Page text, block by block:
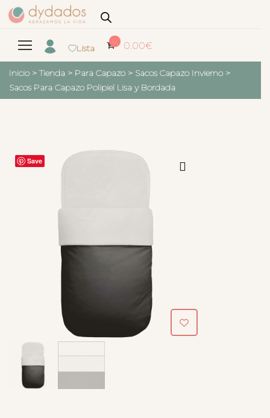
Lista
0 0.00€
Inicio > Tienda > Para Capazo > Sacos Capazo Invierno >
Sacos Para Capazo Polipiel Lisa y Bordada
Save